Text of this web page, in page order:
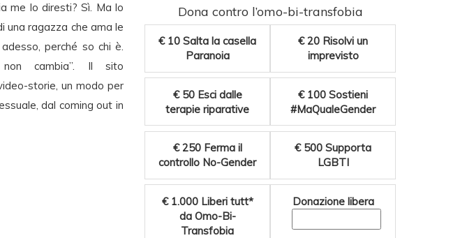
me lo diresti? Sì. Ma lo
una ragazza che ama le
perché so chi è.
cambia”. Il sito
storie, un modo per
dal coming out in
Dona contro l’omo-bi-transfobia
€ 10 Salta la casella
Paranoia
€ 20 Risolvi un
imprevisto
€ 50 Esci dalle
terapie riparative
€ 100 Sostieni
#MaQualeGender
€ 250 Ferma il
controllo No-Gender
€ 500 Supporta
LGBTI
€ 1.000 Liberi tutt*
da Omo-Bi-
Transfobia
Donazione libera